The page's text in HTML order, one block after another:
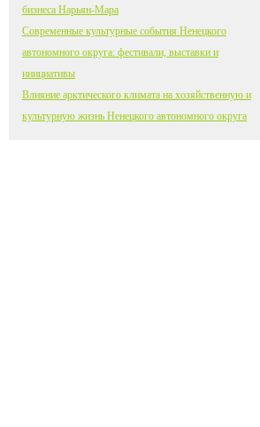
бизнеса Нарьян-Мара
Современные культурные события Ненецкого
автономного округа: фестивали, выставки и
инициативы
Влияние арктического климата на хозяйственную и
культурную жизнь Ненецкого автономного округа